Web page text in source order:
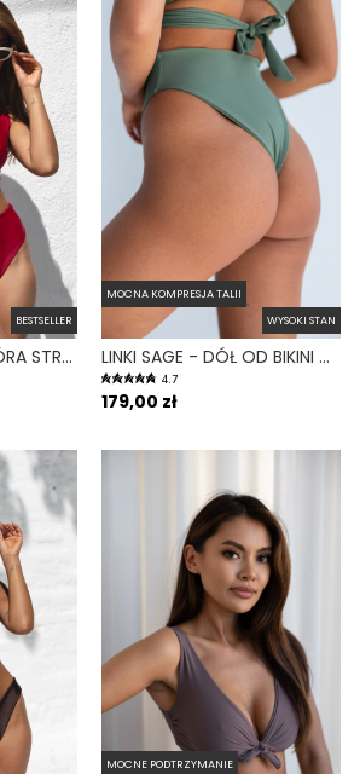
BESTSELLER
WRAP SANGRIA - GÓRA STROJU KĄPIELOWEGO NA DUŻY BIUST REGULOWANY OBWÓD BORDOWY
MOCNA KOMPRESJA TALII
WYSOKI STAN
LINKI SAGE - DÓŁ OD BIKINI WYSOKI STAN BRAZYLIANY ZIELONY
4.7
179,00 zł
MOCNE PODTRZYMANIE